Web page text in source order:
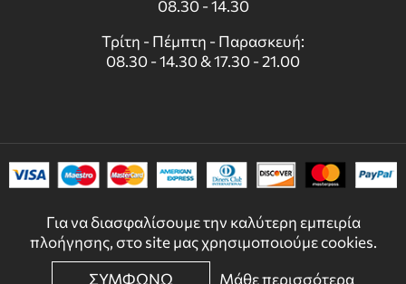
Για να διασφαλίσουμε την καλύτερη εμπειρία
πλοήγησης, στο site μας χρησιμοποιούμε cookies.
ΣΥΜΦΩΝΩ
Μάθε περισσότερα
08.30 - 14.30
Τρίτη - Πέμπτη - Παρασκευή:
08.30 - 14.30 & 17.30 - 21.00